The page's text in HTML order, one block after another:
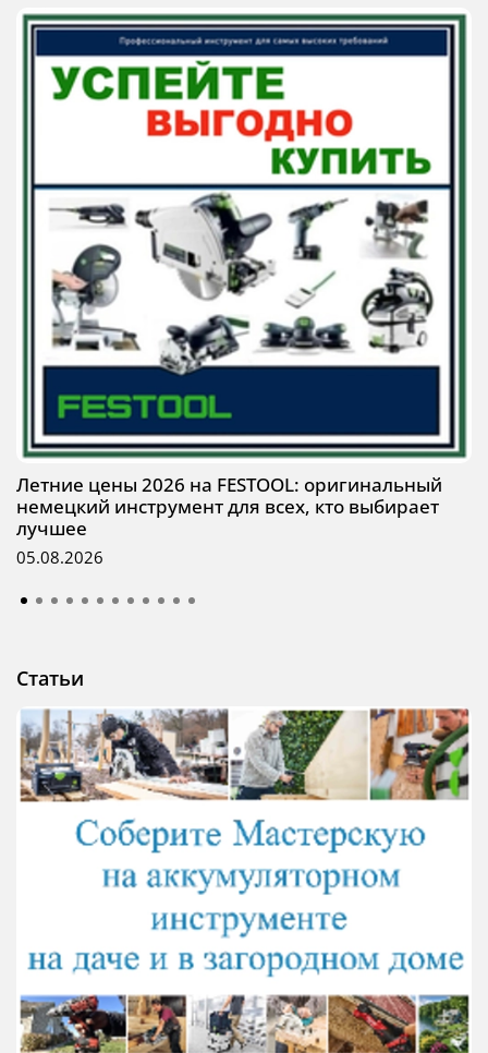
Летние цены 2026 на FESTOOL: оригинальный
немецкий инструмент для всех, кто выбирает
лучшее
05.08.2026
Статьи